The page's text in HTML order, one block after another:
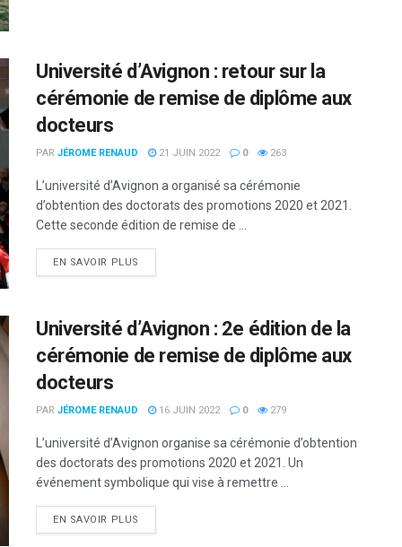
Université d’Avignon : retour sur la
cérémonie de remise de diplôme aux
docteurs
PAR JÉROME RENAUD 21 JUIN 2022 0 263
L’université d’Avignon a organisé sa cérémonie
d’obtention des doctorats des promotions 2020 et 2021.
Cette seconde édition de remise de ...
EN SAVOIR PLUS
Université d’Avignon : 2e édition de la
cérémonie de remise de diplôme aux
docteurs
PAR JÉROME RENAUD 16 JUIN 2022 0 279
L’université d’Avignon organise sa cérémonie d’obtention
des doctorats des promotions 2020 et 2021. Un
événement symbolique qui vise à remettre ...
EN SAVOIR PLUS